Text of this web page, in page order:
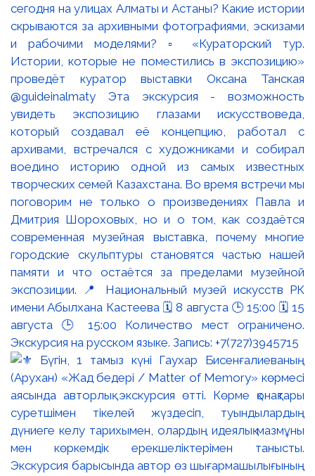
сегодня на улицах Алматы и Астаны? Какие истории
скрываются за архивными фотографиями, эскизами
и рабочими моделями? ▫️ «Кураторский тур.
Истории, которые не поместились в экспозицию»
проведёт куратор выставки Оксана Танская
@guideinalmaty Эта экскурсия - возможность
увидеть экспозицию глазами искусствоведа,
который создавал её концепцию, работал с
архивами, встречался с художниками и собирал
воедино историю одной из самых известных
творческих семей Казахстана. Во время встречи мы
поговорим не только о произведениях Павла и
Дмитрия Шороховых, но и о том, как создаётся
современная музейная выставка, почему многие
городские скульптуры становятся частью нашей
памяти и что остаётся за пределами музейной
экспозиции. 📍 Национальный музей искусств РК
имени Абылхана Кастеева 🗓 8 августа 🕒 15:00 🗓 15
августа 🕒 15:00 Количество мест ограничено.
Экскурсия на русском языке. Запись: +7(727)3945715